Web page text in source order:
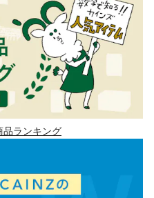
品ランキング